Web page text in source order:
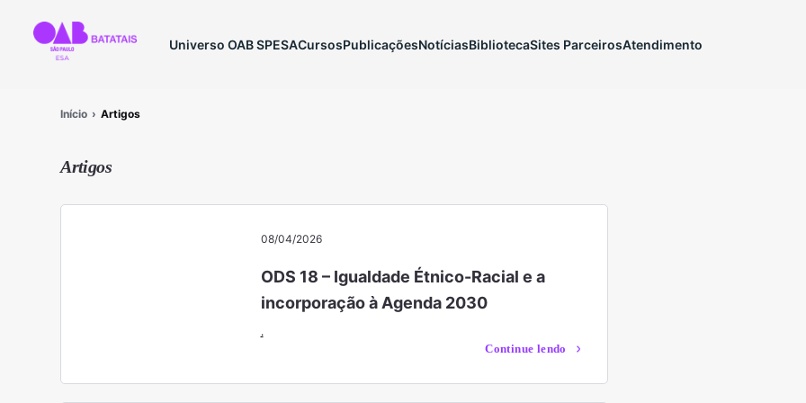
Universo OAB SPESACursosPublicaçõesNotíciasBibliotecaSites ParceirosAtendimento
Início Artigos
Artigos
08/04/2026
ODS 18 – Igualdade Étnico-Racial e a
incorporação à Agenda 2030
.
Continue lendo